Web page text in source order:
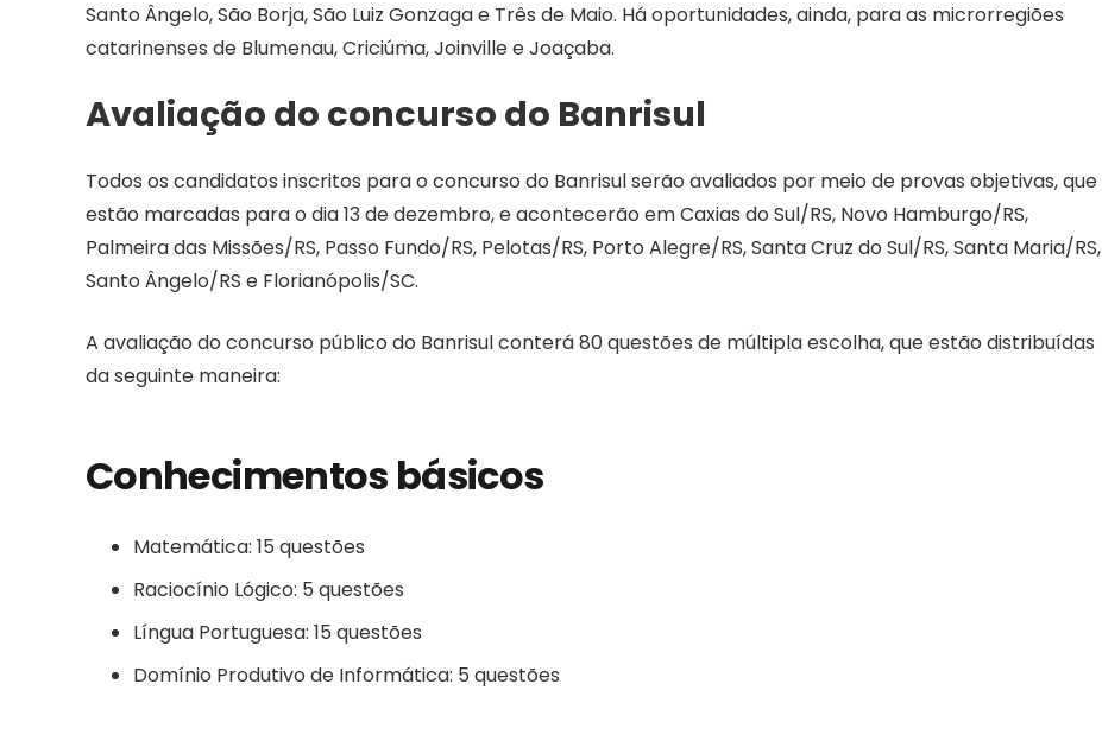
Santo Ângelo, São Borja, São Luiz Gonzaga e Três de Maio. Há oportunidades, ainda, para as microrregiões
catarinenses de Blumenau, Criciúma, Joinville e Joaçaba.
Avaliação do concurso do Banrisul
Todos os candidatos inscritos para o concurso do Banrisul serão avaliados por meio de provas objetivas, que
estão marcadas para o dia 13 de dezembro, e acontecerão em Caxias do Sul/RS, Novo Hamburgo/RS,
Palmeira das Missões/RS, Passo Fundo/RS, Pelotas/RS, Porto Alegre/RS, Santa Cruz do Sul/RS, Santa Maria/RS,
Santo Ângelo/RS e Florianópolis/SC.
A avaliação do concurso público do Banrisul conterá 80 questões de múltipla escolha, que estão distribuídas
da seguinte maneira:
Conhecimentos básicos
Matemática: 15 questões
Raciocínio Lógico: 5 questões
Língua Portuguesa: 15 questões
Domínio Produtivo de Informática: 5 questões